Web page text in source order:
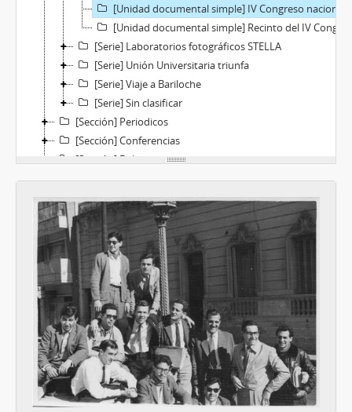
[Unidad documental simple] IV Congreso nacional de estudiantes de la FUA 1959
[Unidad documental simple] Recinto del IV Congreso de FUA 1959
[Serie] Laboratorios fotográficos STELLA
[Serie] Unión Universitaria triunfa
[Serie] Viaje a Bariloche
[Serie] Sin clasificar
[Sección] Periodicos
[Sección] Conferencias
[Sección] Boletas
[Sección] SK Preso
[Sección] Escritos
[Sección] Viajes familiares
[Serie] Corresponencia